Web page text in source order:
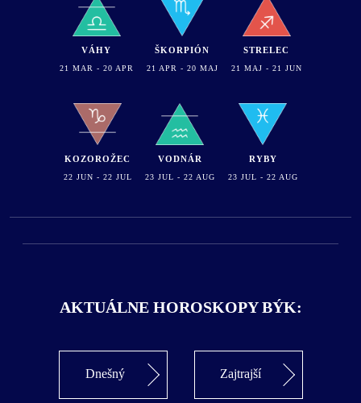
VÁHY
21 MAR - 20 APR
ŠKORPIÓN
21 APR - 20 MAJ
STRELEC
21 MAJ - 21 JUN
KOZOROŽEC
22 JUN - 22 JUL
VODNÁR
23 JUL - 22 AUG
RYBY
23 JUL - 22 AUG
AKTUÁLNE HOROSKOPY BÝK:
Dnešný Zajtrajší